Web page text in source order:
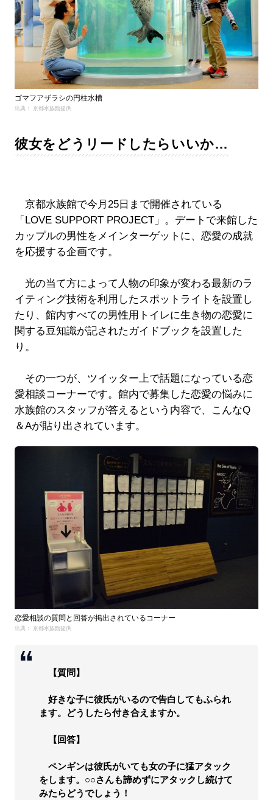
ゴマフアザラシの円柱水槽
出典： 京都水族館提供
彼女をどうリードしたらいいか…
京都水族館で今月25日まで開催されている
「LOVE SUPPORT PROJECT」。デートで来館した
カップルの男性をメインターゲットに、恋愛の成就
を応援する企画です。
光の当て方によって人物の印象が変わる最新のラ
イティング技術を利用したスポットライトを設置し
たり、館内すべての男性用トイレに生き物の恋愛に
関する豆知識が記されたガイドブックを設置した
り。
その一つが、ツイッター上で話題になっている恋
愛相談コーナーです。館内で募集した恋愛の悩みに
水族館のスタッフが答えるという内容で、こんなQ
＆Aが貼り出されています。
恋愛相談の質問と回答が掲出されているコーナー
出典： 京都水族館提供
【質問】
好きな子に彼氏がいるので告白してもふられ
ます。どうしたら付き合えますか。
【回答】
ペンギンは彼氏がいても女の子に猛アタック
をします。○○さんも諦めずにアタックし続けて
みたらどうでしょう！